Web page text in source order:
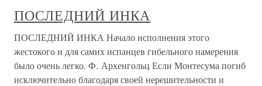
ПОСЛЕДНИЙ ИНКА
ПОСЛЕДНИЙ ИНКА Начало исполнения этого
жестокого и для самих испанцев гибельного намерения
было очень легко. Ф. Архенгольц Если Монтесума погиб
исключительно благодаря своей нерешительности и